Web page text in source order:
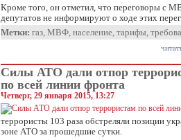
Кроме того, он отметил, что переговоры с
депутатов не информируют о ходе этих
Метки: газ, МВФ, население, тарифы,
Силы АТО дали отпор
по всей линии фронта
Четверг, 29 января 2015, 13:27
террористы 103 раза обстреляли позиции
зоне АТО за прошедшие сутки.